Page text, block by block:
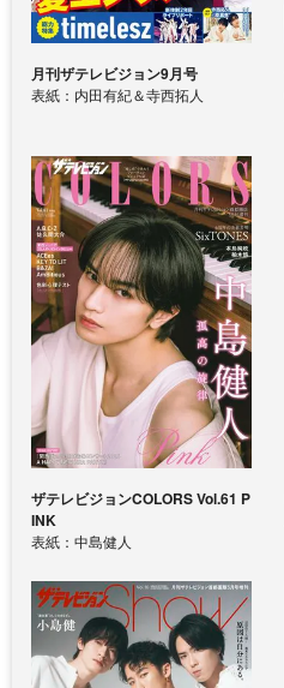
月刊ザテレビジョン9月号
表紙：内田有紀＆寺西拓人
ザテレビジョンCOLORS Vol.61 P
INK
表紙：中島健人